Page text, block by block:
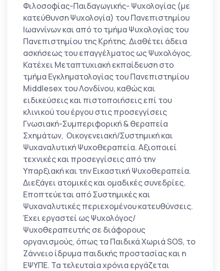
Φιλοσοφίας-Παιδαγωγικής- Ψυχολογίας (με
κατεύθυνση Ψυχολογία) του Πανεπιστημίου
Ιωαννίνων και από το τμήμα Ψυχολογίας του
Πανεπιστημίου της Κρήτης. Διαθέτει άδεια
ασκήσεως του επαγγέλματος ως Ψυχολόγος.
Κατέχει Μεταπτυχιακή εκπαίδευση στο
τμήμα Εγκληματολογίας του Πανεπιστημίου
Middlesex του Λονδίνου, καθώς και
ειδικεύσεις και πιστοποιήσεις επί του
κλινικού του έργου στις προσεγγίσεις
Γνωσιακή-Συμπεριφορική & θεραπεία
Σχημάτων, Οικογενειακή/Συστημική και
Ψυχαναλυτική Ψυχοθεραπεία. Αξιοποιεί
τεχνικές και προσεγγίσεις από την
Υπαρξιακή και την Εικαστική Ψυχοθεραπεία.
Διεξάγει ατομικές και ομαδικές συνεδρίες.
Εποπτεύεται από Συστημικές και
Ψυχαναλυτικές περιεχομένου κατευθύνσεις.
Έχει εργαστεί ως Ψυχολόγος/
Ψυχοθεραπευτής σε διάφορους
οργανισμούς, όπως τα Παιδικά Χωριά SOS, το
Ζάννειο ίδρυμα παιδικής προστασίας και η
ΕΨΥΠΕ. Τα τελευταία χρόνια εργάζεται